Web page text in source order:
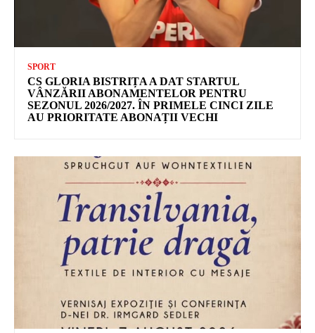
SPORT
CS GLORIA BISTRIȚA A DAT STARTUL
VÂNZĂRII ABONAMENTELOR PENTRU
SEZONUL 2026/2027. ÎN PRIMELE CINCI ZILE
AU PRIORITATE ABONAȚII VECHI